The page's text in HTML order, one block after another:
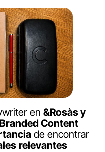
en &Rosàs y
Content
de encontrar
relevantes